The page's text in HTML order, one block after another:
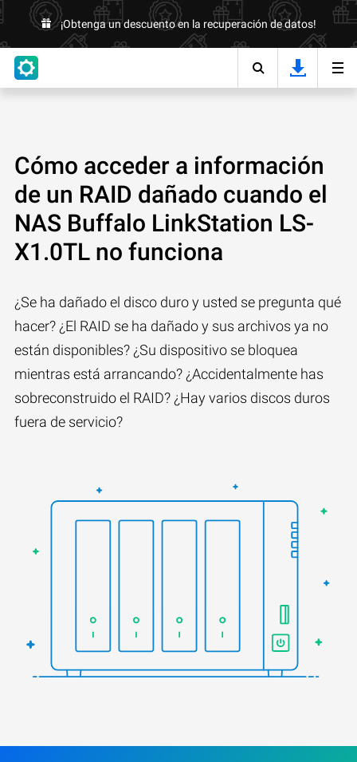
¡Obtenga un descuento en la recuperación de datos!
Cómo acceder a información
de un RAID dañado cuando el
NAS Buffalo LinkStation LS-
X1.0TL no funciona
¿Se ha dañado el disco duro y usted se pregunta qué
hacer? ¿El RAID se ha dañado y sus archivos ya no
están disponibles? ¿Su dispositivo se bloquea
mientras está arrancando? ¿Accidentalmente has
sobreconstruido el RAID? ¿Hay varios discos duros
fuera de servicio?